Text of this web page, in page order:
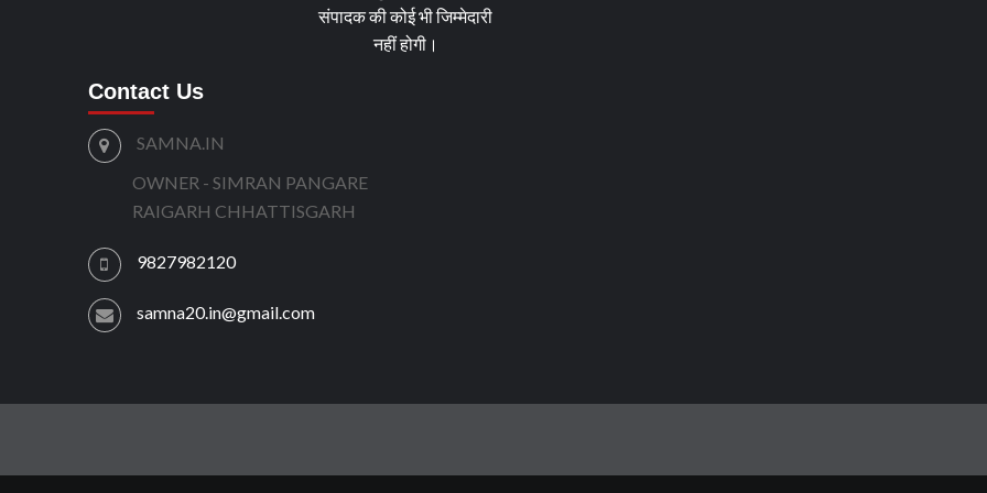
संपादक की कोई भी जिम्मेदारी
नहीं होगी।
Contact Us
SAMNA.IN
OWNER - SIMRAN PANGARE
RAIGARH CHHATTISGARH
9827982120
samna20.in@gmail.com